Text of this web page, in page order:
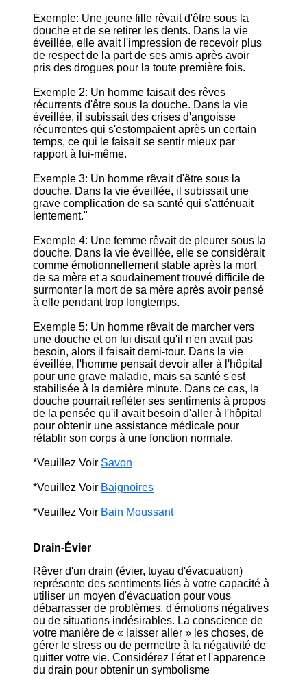
Exemple: Une jeune fille rêvait d'être sous la
douche et de se retirer les dents. Dans la vie
éveillée, elle avait l'impression de recevoir plus
de respect de la part de ses amis après avoir
pris des drogues pour la toute première fois.
Exemple 2: Un homme faisait des rêves
récurrents d'être sous la douche. Dans la vie
éveillée, il subissait des crises d'angoisse
récurrentes qui s'estompaient après un certain
temps, ce qui le faisait se sentir mieux par
rapport à lui-même.
Exemple 3: Un homme rêvait d'être sous la
douche. Dans la vie éveillée, il subissait une
grave complication de sa santé qui s'atténuait
lentement."
Exemple 4: Une femme rêvait de pleurer sous la
douche. Dans la vie éveillée, elle se considérait
comme émotionnellement stable après la mort
de sa mère et a soudainement trouvé difficile de
surmonter la mort de sa mère après avoir pensé
à elle pendant trop longtemps.
Exemple 5: Un homme rêvait de marcher vers
une douche et on lui disait qu'il n'en avait pas
besoin, alors il faisait demi-tour. Dans la vie
éveillée, l'homme pensait devoir aller à l'hôpital
pour une grave maladie, mais sa santé s'est
stabilisée à la dernière minute. Dans ce cas, la
douche pourrait refléter ses sentiments à propos
de la pensée qu'il avait besoin d'aller à l'hôpital
pour obtenir une assistance médicale pour
rétablir son corps à une fonction normale.
*Veuillez Voir Savon
*Veuillez Voir Baignoires
*Veuillez Voir Bain Moussant
Drain-Évier
Rêver d'un drain (évier, tuyau d'évacuation)
représente des sentiments liés à votre capacité à
utiliser un moyen d'évacuation pour vous
débarrasser de problèmes, d'émotions négatives
ou de situations indésirables. La conscience de
votre manière de « laisser aller » les choses, de
gérer le stress ou de permettre à la négativité de
quitter votre vie. Considérez l'état et l'apparence
du drain pour obtenir un symbolisme